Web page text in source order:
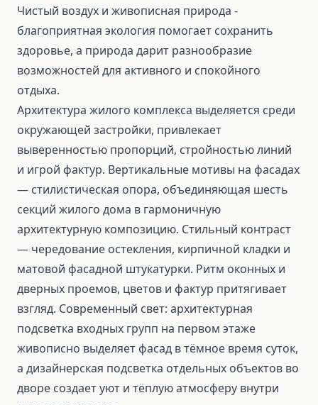
Чистый воздух и живописная природа -
благоприятная экология помогает сохранить
здоровье, а природа дарит разнообразие
возможностей для активного и спокойного
отдыха.
Архитектура жилого комплекса выделяется среди
окружающей застройки, привлекает
выверенностью пропорций, стройностью линий
и игрой фактур. Вертикальные мотивы на фасадах
— стилистическая опора, объединяющая шесть
секций жилого дома в гармоничную
архитектурную композицию. Стильный контраст
— чередование остекления, кирпичной кладки и
матовой фасадной штукатурки. Ритм оконных и
дверных проемов, цветов и фактур притягивает
взгляд. Современный свет: архитектурная
подсветка входных групп на первом этаже
живописно выделяет фасад в тёмное время суток,
а дизайнерская подсветка отдельных объектов во
дворе создает уют и тёплую атмосферу внутри